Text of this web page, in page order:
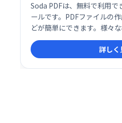
Soda PDFは、無料で利用で
ールです。PDFファイルの
どが簡単にできます。様々
で利用できるため、個人利
広く活用できます。手軽に
です。
詳しく